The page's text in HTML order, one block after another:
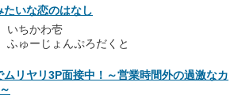
たいな恋のはなし
いちかわ壱
ふゅーじょんぷろだくと
ムリヤリ3P面接中！～営業時間外の過激なカ